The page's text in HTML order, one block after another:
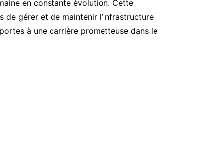
en constante évolution. Cette
gérer et de maintenir l’infrastructure
à une carrière prometteuse dans le